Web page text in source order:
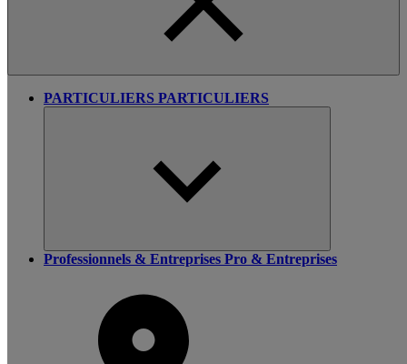
PARTICULIERS PARTICULIERS
Professionnels & Entreprises Pro & Entreprises